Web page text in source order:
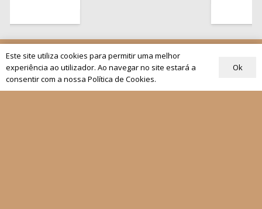
Quem Somos
Os nossos projetos
As Nossas Editoras
Este site utiliza cookies para permitir uma melhor
experiência ao utilizador. Ao navegar no site estará a
consentir com a nossa Política de Cookies.
Ok